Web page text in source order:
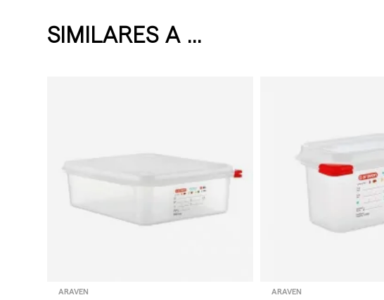
SIMILARES A ...
ARAVEN ARAVEN